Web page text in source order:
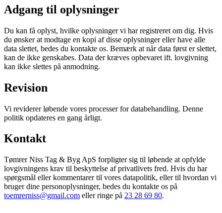
Adgang til oplysninger
Du kan få oplyst, hvilke oplysninger vi har registreret om dig. Hvis
du ønsker at modtage en kopi af disse oplysninger eller have alle
data slettet, bedes du kontakte os. Bemærk at når data først er slettet,
kan de ikke genskabes. Data der kræves opbevaret ift. lovgivning
kan ikke slettes på anmodning.
Revision
Vi reviderer løbende vores processer for databehandling. Denne
politik opdateres en gang årligt.
Kontakt
Tømrer Niss Tag & Byg ApS forpligter sig til løbende at opfylde
lovgivningens krav til beskyttelse af privatlivets fred. Hvis du har
spørgsmål eller kommentarer til vores datapolitik, eller til hvordan vi
bruger dine personoplysninger, bedes du kontakte os på
toemrerniss@gmail.com eller ringe på 23 28 69 80.